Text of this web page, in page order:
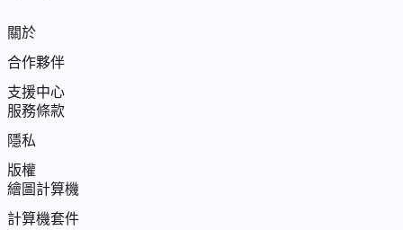
關於
合作夥伴
支援中心
服務條款
隱私
版權
繪圖計算機
計算機套件